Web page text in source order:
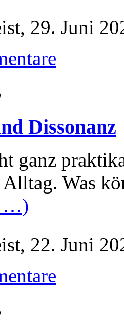
29. Juni
Dissonanz
ganz
Was
…)
22. Juni